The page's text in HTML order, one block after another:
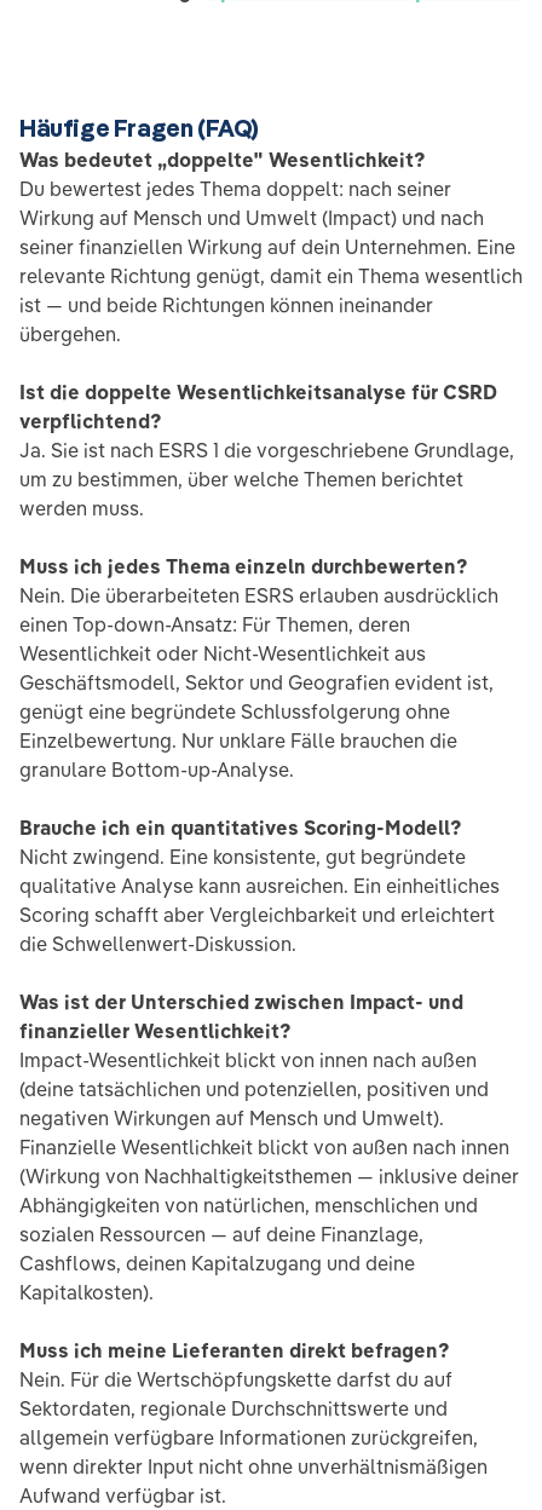
Häufige Fragen (FAQ)
Was bedeutet „doppelte" Wesentlichkeit?
Du bewertest jedes Thema doppelt: nach seiner
Wirkung auf Mensch und Umwelt (Impact) und nach
seiner finanziellen Wirkung auf dein Unternehmen. Eine
relevante Richtung genügt, damit ein Thema wesentlich
ist — und beide Richtungen können ineinander
übergehen.
Ist die doppelte Wesentlichkeitsanalyse für CSRD
verpflichtend?
Ja. Sie ist nach ESRS 1 die vorgeschriebene Grundlage,
um zu bestimmen, über welche Themen berichtet
werden muss.
Muss ich jedes Thema einzeln durchbewerten?
Nein. Die überarbeiteten ESRS erlauben ausdrücklich
einen Top-down-Ansatz: Für Themen, deren
Wesentlichkeit oder Nicht-Wesentlichkeit aus
Geschäftsmodell, Sektor und Geografien evident ist,
genügt eine begründete Schlussfolgerung ohne
Einzelbewertung. Nur unklare Fälle brauchen die
granulare Bottom-up-Analyse.
Brauche ich ein quantitatives Scoring-Modell?
Nicht zwingend. Eine konsistente, gut begründete
qualitative Analyse kann ausreichen. Ein einheitliches
Scoring schafft aber Vergleichbarkeit und erleichtert
die Schwellenwert-Diskussion.
Was ist der Unterschied zwischen Impact- und
finanzieller Wesentlichkeit?
Impact-Wesentlichkeit blickt von innen nach außen
(deine tatsächlichen und potenziellen, positiven und
negativen Wirkungen auf Mensch und Umwelt).
Finanzielle Wesentlichkeit blickt von außen nach innen
(Wirkung von Nachhaltigkeitsthemen — inklusive deiner
Abhängigkeiten von natürlichen, menschlichen und
sozialen Ressourcen — auf deine Finanzlage,
Cashflows, deinen Kapitalzugang und deine
Kapitalkosten).
Muss ich meine Lieferanten direkt befragen?
Nein. Für die Wertschöpfungskette darfst du auf
Sektordaten, regionale Durchschnittswerte und
allgemein verfügbare Informationen zurückgreifen,
wenn direkter Input nicht ohne unverhältnismäßigen
Aufwand verfügbar ist.